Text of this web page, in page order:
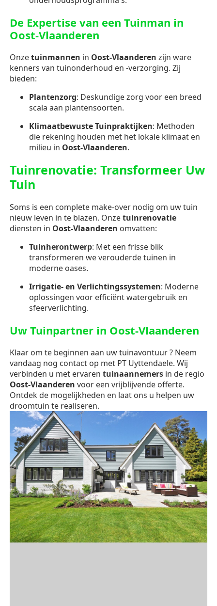
De Expertise van een Tuinman in
Oost-Vlaanderen
Onzetuinmannen in Oost-Vlaanderen zijn ware
kenners van tuinonderhoud en -verzorging. Zij
bieden:
Plantenzorg: Deskundige zorg voor een breed
scala aan plantensoorten.
Klimaatbewuste Tuinpraktijken: Methoden
die rekening houden met het lokale klimaat en
milieu in Oost-Vlaanderen.
Tuinrenovatie: Transformeer Uw
Tuin
Soms is een complete make-over nodig om uw tuin
nieuw leven in te blazen. Onzetuinrenovatie
diensten in Oost-Vlaanderen omvatten:
Tuinherontwerp: Met een frisse blik
transformeren we verouderde tuinen in
moderne oases.
Irrigatie- en Verlichtingssystemen: Moderne
oplossingen voor efficiënt watergebruik en
sfeerverlichting.
Uw Tuinpartner in Oost-Vlaanderen
Klaar om te beginnen aan uw tuinavontuur ? Neem
vandaag nog contact op met PT Uyttendaele. Wij
verbinden u met ervaren tuinaannemers in de regio
Oost-Vlaanderen voor een vrijblijvende offerte.
Ontdek de mogelijkheden en laat ons u helpen uw
droomtuin te realiseren.